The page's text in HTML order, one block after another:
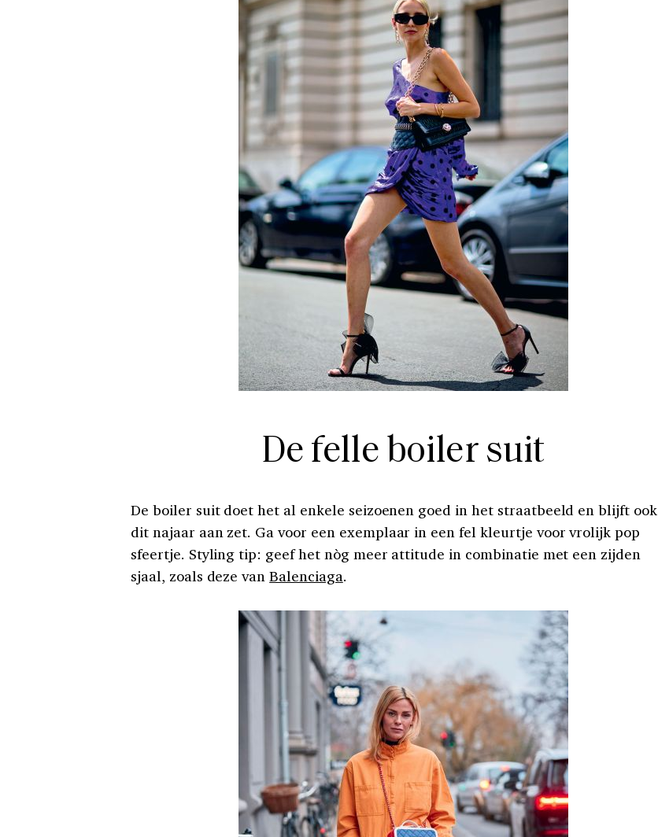
De felle boiler suit
De boiler suit doet het al enkele seizoenen goed in het straatbeeld en blijft ook
dit najaar aan zet. Ga voor een exemplaar in een fel kleurtje voor vrolijk pop
sfeertje. Styling tip: geef het nòg meer attitude in combinatie met een zijden
sjaal, zoals deze vanBalenciaga.